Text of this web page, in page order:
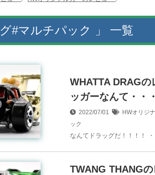
グ#マルチパック 」 一覧
WHATTA DRAG
ッガーなんて・・
2022/07/01 HWオリジ
ック
なんてドラッグだ！！！！
TWANG THANG